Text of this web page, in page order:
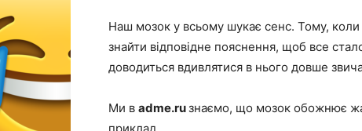
Наш мозок у всьому шукає сенс. Тому,
знайти відповідне пояснення, щоб все
доводиться вдивлятися в нього довше
Ми в adme.ruзнаємо, що мозок обожнює